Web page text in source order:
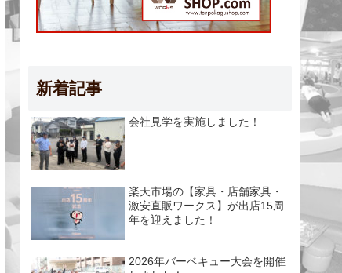
新着記事
会社見学を実施しました！
楽天市場の【家具・店舗家具・
激安直販ワークス】が出店15周
年を迎えました！
2026年バーベキュー大会を開催